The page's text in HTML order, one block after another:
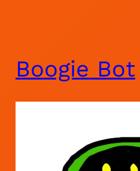
Boogie Bot